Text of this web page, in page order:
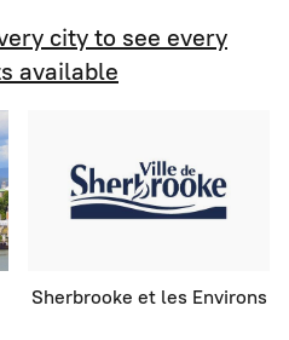
city to see every
available
Sherbrooke et les Environs